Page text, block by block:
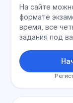
На сайте
формате
время, все
задания под